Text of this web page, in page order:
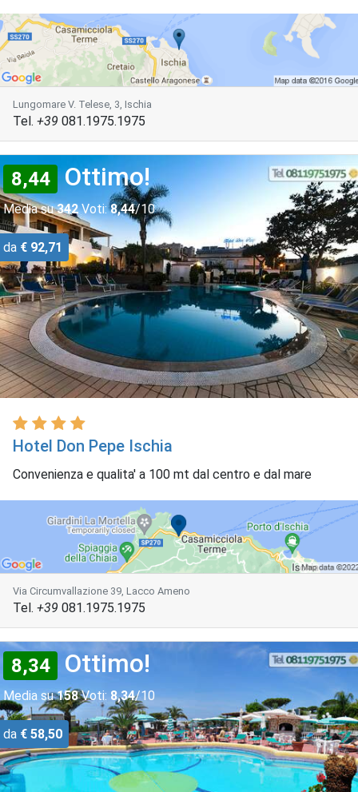
Lungomare V. Telese, 3, Ischia
Tel. +39 081.1975.1975
8,44 Ottimo!
Media su342Voti: 8,44/10
da € 92,71
Hotel Don Pepe Ischia
Convenienza e qualita' a 100 mt dal centro e dal mare
Via Circumvallazione 39, Lacco Ameno
Tel. +39 081.1975.1975
8,34 Ottimo!
Media su158Voti: 8,34/10
da € 58,50